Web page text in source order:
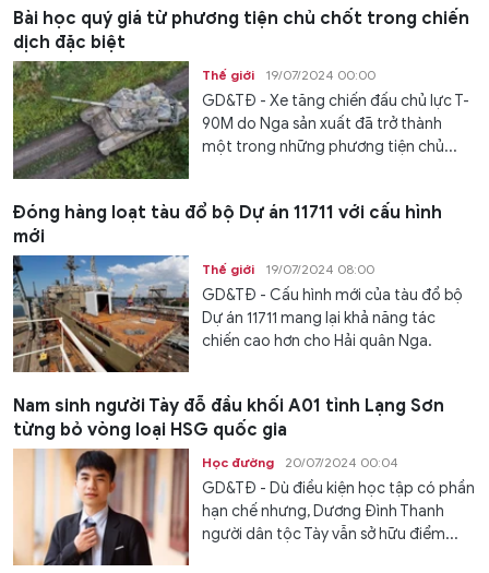
Bài học quý giá từ phương tiện chủ chốt trong chiến
dịch đặc biệt
Thế giới 19/07/2024 00:00
GD&TĐ - Xe tăng chiến đấu chủ lực T-
90M do Nga sản xuất đã trở thành
một trong những phương tiện chủ...
Đóng hàng loạt tàu đổ bộ Dự án 11711 với cấu hình
mới
Thế giới 19/07/2024 08:00
GD&TĐ - Cấu hình mới của tàu đổ bộ
Dự án 11711 mang lại khả năng tác
chiến cao hơn cho Hải quân Nga.
Nam sinh người Tày đỗ đầu khối A01 tỉnh Lạng Sơn
từng bỏ vòng loại HSG quốc gia
Học đường 20/07/2024 00:04
GD&TĐ - Dù điều kiện học tập có phần
hạn chế nhưng, Dương Đình Thanh
người dân tộc Tày vẫn sở hữu điểm...